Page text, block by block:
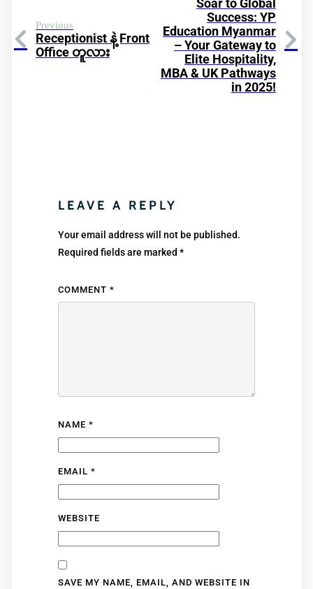
Previous
Receptionist နဲ့ Front
Office တူလား
Soar to Global
Success: YP
Education Myanmar
– Your Gateway to
Elite Hospitality,
MBA & UK Pathways
in 2025!
LEAVE A REPLY
Your email address will not be published.
Required fields are marked *
COMMENT *
NAME *
EMAIL *
WEBSITE
SAVE MY NAME, EMAIL, AND WEBSITE IN